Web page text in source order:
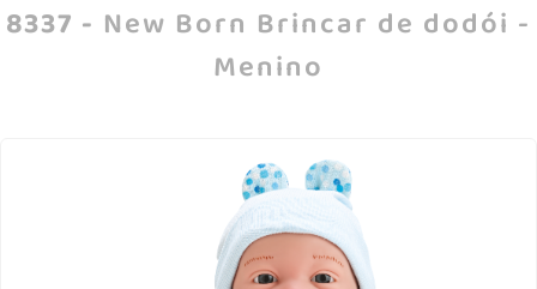
8337 - New Born Brincar de dodói -
Menino